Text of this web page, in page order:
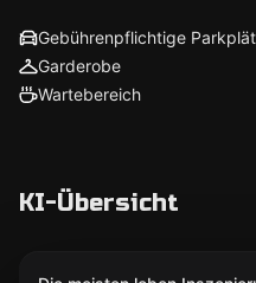
Gebührenpflichtige
Garderobe
Wartebereich
KI-Übersicht